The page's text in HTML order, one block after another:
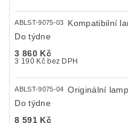
ABLST-9075-03
Kompatibilní
Do týdne
3 860 Kč
3 190 Kč bez DPH
ABLST-9075-04
Originální
Do týdne
8 591 Kč